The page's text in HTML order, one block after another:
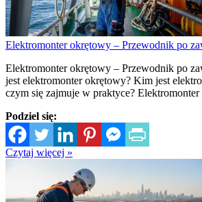
Elektromonter okrętowy – Przewodnik po
Elektromonter okrętowy – Przewodnik po
jest elektromonter okrętowy? Kim jest
czym się zajmuje w praktyce?
Podziel się:
Czytaj więcej »